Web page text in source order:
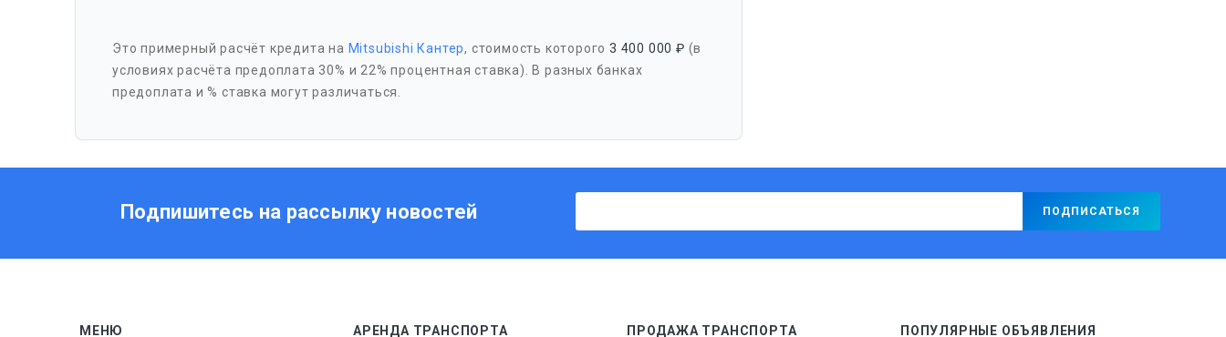
Это примерный расчёт кредита на Mitsubishi Кантер, стоимость которого3 400 000 ₽ (в
условиях расчёта предоплата 30% и 22% процентная ставка). В разных банках
предоплата и % ставка могут различаться.
Подпишитесь на рассылку новостей
МЕНЮ АРЕНДА ТРАНСПОРТА ПРОДАЖА ТРАНСПОРТА ПОПУЛЯРНЫЕ ОБЪЯВЛЕНИЯ